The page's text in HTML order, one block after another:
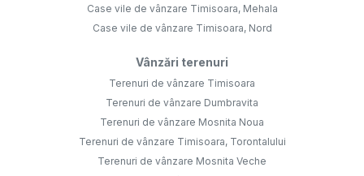
Case vile de vânzare Timisoara, Mehala
Case vile de vânzare Timisoara, Nord
Vânzări terenuri
Terenuri de vânzare Timisoara
Terenuri de vânzare Dumbravita
Terenuri de vânzare Mosnita Noua
Terenuri de vânzare Timisoara, Torontalului
Terenuri de vânzare Mosnita Veche